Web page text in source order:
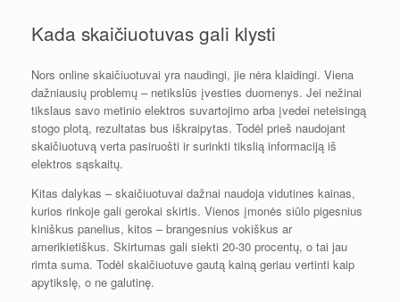
Kada skaičiuotuvas gali klysti
Nors online skaičiuotuvai yra naudingi, jie nėra klaidingi. Viena
dažniausių problemų – netikslūs įvesties duomenys. Jei nežinai
tikslaus savo metinio elektros suvartojimo arba įvedei neteisingą
stogo plotą, rezultatas bus iškraipytas. Todėl prieš naudojant
skaičiuotuvą verta pasiruošti ir surinkti tikslią informaciją iš
elektros sąskaitų.
Kitas dalykas – skaičiuotuvai dažnai naudoja vidutines kainas,
kurios rinkoje gali gerokai skirtis. Vienos įmonės siūlo pigesnius
kiniškus panelius, kitos – brangesnius vokiškus ar
amerikietiškus. Skirtumas gali siekti 20-30 procentų, o tai jau
rimta suma. Todėl skaičiuotuve gautą kainą geriau vertinti kaip
apytikslę, o ne galutinę.